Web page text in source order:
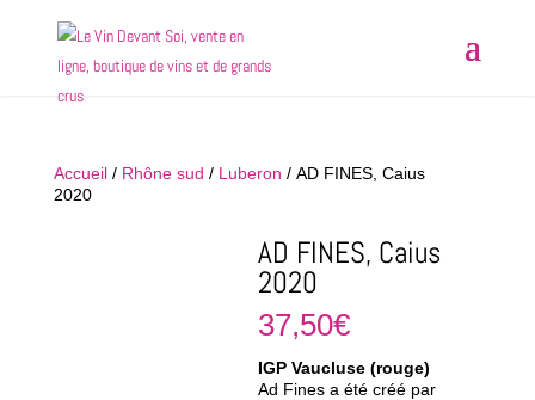
Accueil/ Rhône sud / Luberon / AD FINES, Caius
2020
AD FINES, Caius
2020
37,50€
IGP Vaucluse (rouge)
Ad Fines a été créé par